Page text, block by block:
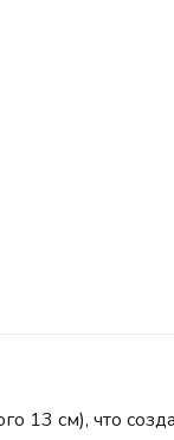
13 см), что